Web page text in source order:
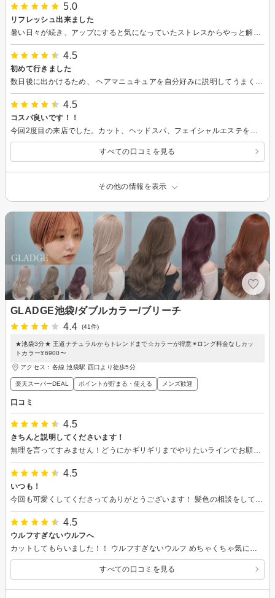
5.0
リフレッシュ出来ました
4.5
初めて行きました
4.5
コスパ良いです！！
すべての口コミを見る
その他の情報を表示
GLADGE池袋/ダブルカラー/ブリーチ
4.4
(41件)
★池袋3分★ 王道ナチュラルからトレンドまで☆カラーが得意✴︎ロング料金なしカッ
トカラー¥6900〜
アクセス：各線 池袋駅 西口より徒歩5分
楽天スーパーDEAL ポイントが貯まる・使える メンズ歓迎
口コミ
4.5
きちんと説明してくださいます！
4.5
いつも！
4.5
ウルフすぎないウルフへ
すべての口コミを見る